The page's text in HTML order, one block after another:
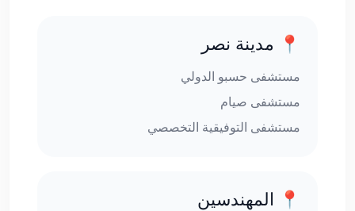
📍 مدينة نصر
مستشفى حسبو الدولي
مستشفى صيام
مستشفى التوفيقية التخصصي
📍 المهندسين